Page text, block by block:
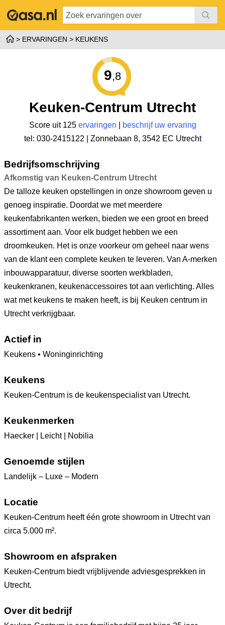
ERVARINGEN KEUKENS
9,8
Keuken-Centrum Utrecht
Score uit 125 ervaringen
beschrijf uw ervaring
tel: 030-2415122 | Zonnebaan 8, 3542 EC Utrecht
Bedrijfsomschrijving
Afkomstig van Keuken-Centrum Utrecht
De talloze keuken opstellingen in onze showroom geven u
genoeg inspiratie. Doordat we met meerdere
keukenfabrikanten werken, bieden we een groot en breed
assortiment aan. Voor elk budget hebben we een
droomkeuken. Het is onze voorkeur om geheel naar wens
van de klant een complete keuken te leveren. Van A-merken
inbouwapparatuur, diverse soorten werkbladen,
keukenkranen, keukenaccessoires tot aan verlichting. Alles
wat met keukens te maken heeft, is bij Keuken centrum in
Utrecht verkrijgbaar.
Actief in
Keukens • Woninginrichting
Keukens
Keuken-Centrum is de keukenspecialist van Utrecht.
Keukenmerken
Haecker | Leicht | Nobilia
Genoemde stijlen
Landelijk – Luxe – Modern
Locatie
Keuken-Centrum heeft één grote showroom in Utrecht van
circa 5.000 m².
Showroom en afspraken
Keuken-Centrum biedt vrijblijvende adviesgesprekken in
Utrecht.
Over dit bedrijf